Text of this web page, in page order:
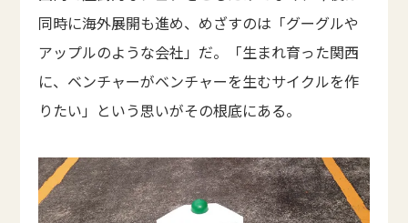
同時に海外展開も進め、めざすのは「グーグルや
アップルのような会社」だ。「生まれ育った関西
に、ベンチャーがベンチャーを生むサイクルを作
りたい」という思いがその根底にある。